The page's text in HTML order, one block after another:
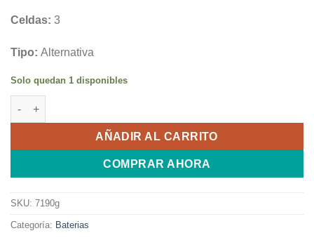
Celdas: 3
Tipo: Alternativa
Solo quedan 1 disponibles
AÑADIR AL CARRITO
COMPRAR AHORA
SKU: 7190g
Categoría: Baterias